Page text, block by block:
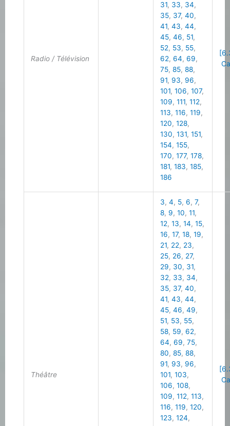
Radio / Télévision
31, 33, 34,
35, 37,40,
41,43,44,
45,46, 51,
52, 53, 55,
62,64,69,
75,85,88,
91, 93, 96,
101,106,107,
109,111,112,
113,116,119,
120,128,
130,131,151,
154,155,
170,177,178,
181,183,185,
186
Théâtre
3,4, 5,6,7,
8, 9,10,11,
12,13,14,15,
16,17,18,19,
21, 22, 23,
25, 26, 27,
29, 30, 31,
32, 33, 34,
35, 37,40,
41,43,44,
45,46,49,
51, 53, 55,
58, 59,62,
64,69,75,
80,85,88,
91, 93, 96,
101,103,
106,108,
109,112,113,
116,119,120,
123,124,